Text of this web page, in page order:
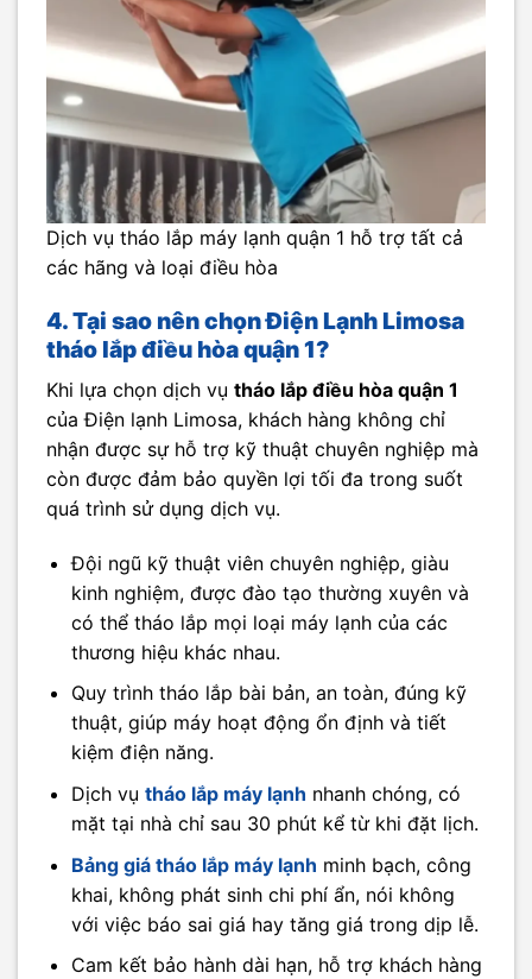
Dịch vụ tháo lắp máy lạnh quận 1 hỗ trợ tất cả
các hãng và loại điều hòa
4. Tại sao nên chọn Điện Lạnh Limosa
tháo lắp điều hòa quận 1?
Khi lựa chọn dịch vụ tháo lắp điều hòa quận 1
của Điện lạnh Limosa, khách hàng không chỉ
nhận được sự hỗ trợ kỹ thuật chuyên nghiệp mà
còn được đảm bảo quyền lợi tối đa trong suốt
quá trình sử dụng dịch vụ.
Đội ngũ kỹ thuật viên chuyên nghiệp, giàu
kinh nghiệm, được đào tạo thường xuyên và
có thể tháo lắp mọi loại máy lạnh của các
thương hiệu khác nhau.​
Quy trình tháo lắp bài bản, an toàn, đúng kỹ
thuật, giúp máy hoạt động ổn định và tiết
kiệm điện năng.​
Dịch vụ tháo lắp máy lạnh nhanh chóng, có
mặt tại nhà chỉ sau 30 phút kể từ khi đặt lịch.​
Bảng giá tháo lắp máy lạnh minh bạch, công
khai, không phát sinh chi phí ẩn, nói không
với việc báo sai giá hay tăng giá trong dịp lễ.​
Cam kết bảo hành dài hạn, hỗ trợ khách hàng